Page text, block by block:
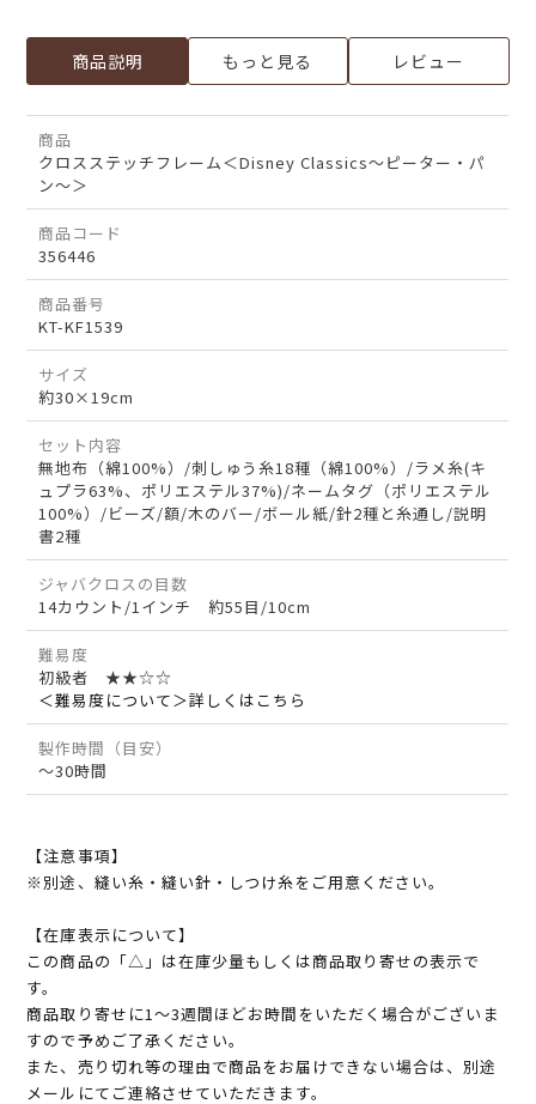
商品説明 もっと見る レビュー
商品
クロスステッチフレーム＜Disney Classics～ピーター・パ
ン～＞
商品コード
356446
商品番号
KT-KF1539
サイズ
約30×19cm
セット内容
無地布（綿100%）/刺しゅう糸18種（綿100%）/ラメ糸(キ
ュプラ63%、ポリエステル37%)/ネームタグ（ポリエステル
100%）/ビーズ/額/木のバー/ボール紙/針2種と糸通し/説明
書2種
ジャバクロスの目数
14カウント/1インチ 約55目/10cm
難易度
初級者 ★★☆☆
＜難易度について＞詳しくはこちら
製作時間（目安）
～30時間
【注意事項】
※別途、縫い糸・縫い針・しつけ糸をご用意ください。
【在庫表示について】
この商品の「△」は在庫少量もしくは商品取り寄せの表示で
す。
商品取り寄せに1～3週間ほどお時間をいただく場合がございま
すので予めご了承ください。
また、売り切れ等の理由で商品をお届けできない場合は、別途
メールにてご連絡させていただきます。